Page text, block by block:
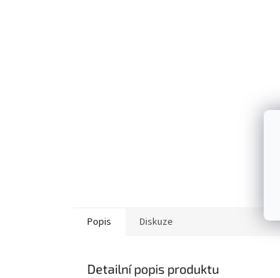
Popis Diskuze
Detailní popis produktu